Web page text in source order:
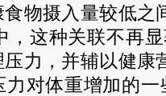
物摄入量较低之
，这种关联不再
力，并辅以健康
对体重增加的一